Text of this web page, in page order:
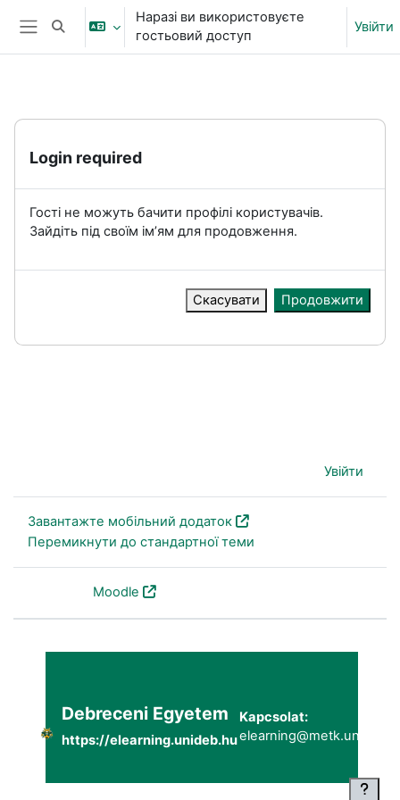
Перейти до головного вмісту
Бокова панель
Переключити введення пошуку
Наразі ви використовуєте
гостьовий доступ
Увійти
Login required
Гості не можуть бачити профілі користувачів.
Зайдіть під своїм ім’ям для продовження.
Скасувати Продовжити
Увійти
Завантажте мобільний додаток
Перемикнути до стандартної теми
Moodle
Debreceni Egyetem
https://elearning.unideb.hu
Kapcsolat: